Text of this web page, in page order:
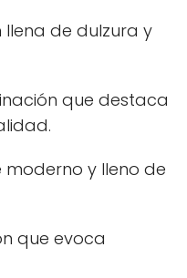
llena de dulzura y
que destaca
moderno y lleno de
que evoca